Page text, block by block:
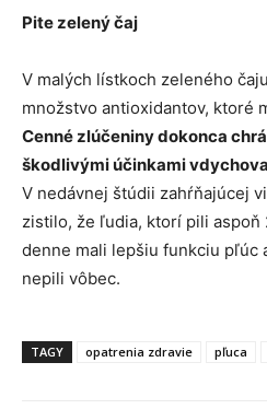
Pite zelený čaj
V malých lístkoch zeleného
množstvo antioxidantov, ktoré
Cenné zlúčeniny dokonca
škodlivými účinkami
V nedávnej štúdii zahŕňajúcej
zistilo, že ľudia, ktorí pili aspoň
denne mali lepšiu funkciu pľúc
nepili vôbec.
TAGY opatrenia zdravie pľuca